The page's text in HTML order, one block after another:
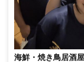
海鮮・焼き鳥居酒